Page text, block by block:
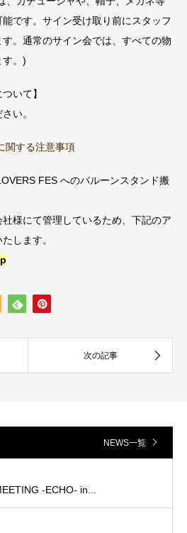
です。サイン受け取り前にスタッフ
。通常のサイン会では、すべての物
す。)
いて】
い。
関する注意事項
FES へのバルーンスタンド搬
様にて管理しているため、下記のア
します。
NEWS一覧
-ECHO- in...